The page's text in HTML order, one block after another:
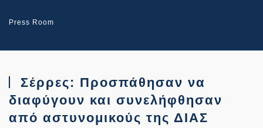
Press Room
Σέρρες: Προσπάθησαν να
διαφύγουν και συνελήφθησαν
από αστυνομικούς της ΔΙΑΣ